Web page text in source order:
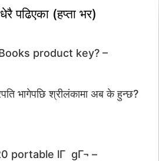
पढिएका (हप्ता भर)
product key? –
भागेपछि श्रीलंकामा अब के हुन्छ?
portable lГ gГ¬ –